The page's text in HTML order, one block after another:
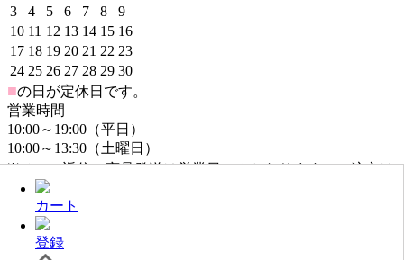
カート
登録
3
4 5 6 7 8
9
10 11 12 13 14 15 16
17 18 19 20 21 22 23
24 25 26 27 28 29 30
■の日が定休日です。
営業時間
10:00～19:00（平日）
10:00～13:30（土曜日）
※メール返信・商品発送は営業日のみとなります。ご注文は
年中無休でお受けしております。